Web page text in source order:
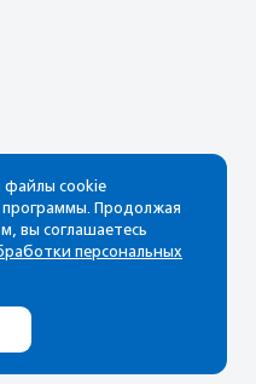
файлы cookie
программы. Продолжая
вы соглашаетесь
персональных